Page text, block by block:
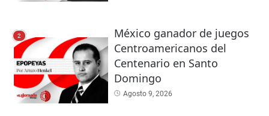
2
México ganador de juegos
Centroamericanos del
Centenario en Santo
Domingo
Agosto 9, 2026